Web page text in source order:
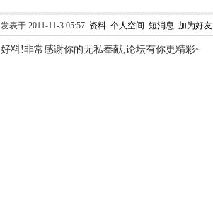
发表于 2011-11-3 05:57 资料 个人空间 短消息 加为好友
好料!非常感谢你的无私奉献,论坛有你更精彩~